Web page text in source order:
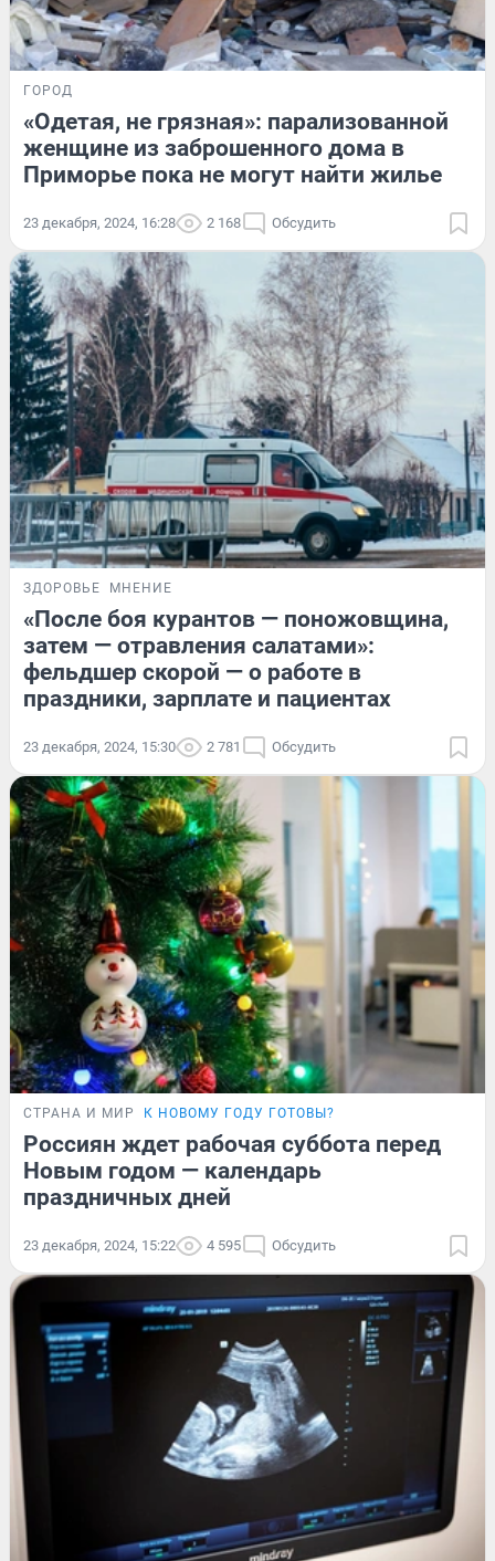
ГОРОД
«Одетая, не грязная»: парализованной
женщине из заброшенного дома в
Приморье пока не могут найти жилье
23 декабря, 2024, 16:28 2 168 Обсудить
ЗДОРОВЬЕ МНЕНИЕ
«После боя курантов — поножовщина,
затем — отравления салатами»:
фельдшер скорой — о работе в
праздники, зарплате и пациентах
23 декабря, 2024, 15:30 2 781 Обсудить
СТРАНА И МИР К НОВОМУ ГОДУ ГОТОВЫ?
Россиян ждет рабочая суббота перед
Новым годом — календарь
праздничных дней
23 декабря, 2024, 15:22 4 595 Обсудить